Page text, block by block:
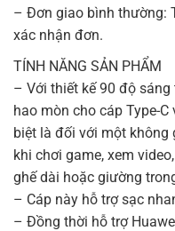
– Đơn giao bình thường:
xác nhận đơn.
TÍNH NĂNG SẢN PHẨM
– Với thiết kế 90 độ
hao mòn cho cáp Type-
biệt là đối với một không
khi chơi game, xem
ghế dài hoặc giường
– Cáp này hỗ trợ sạc
– Đồng thời hỗ trợ